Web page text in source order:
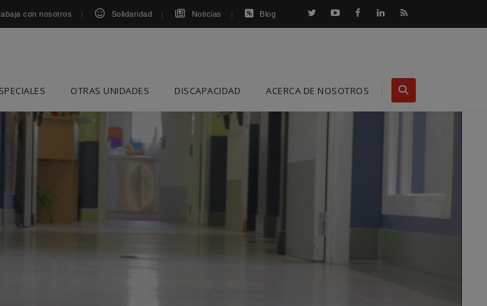
con nosotros Solidaridad Noticias Blog
OTRAS UNIDADES DISCAPACIDAD ACERCA DE NOSOTROS